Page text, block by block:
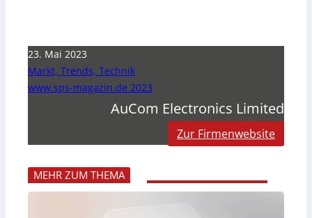
23. Mai 2023
Markt, Trends, Technik
www.sps-magazin.de 2023
AuCom Electronics Limited
Zur Firmenwebsite
MEHR ZUM THEMA